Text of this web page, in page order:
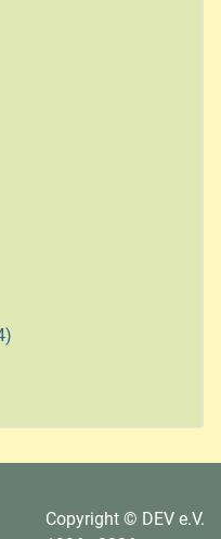
Copyright © DEV e.V.